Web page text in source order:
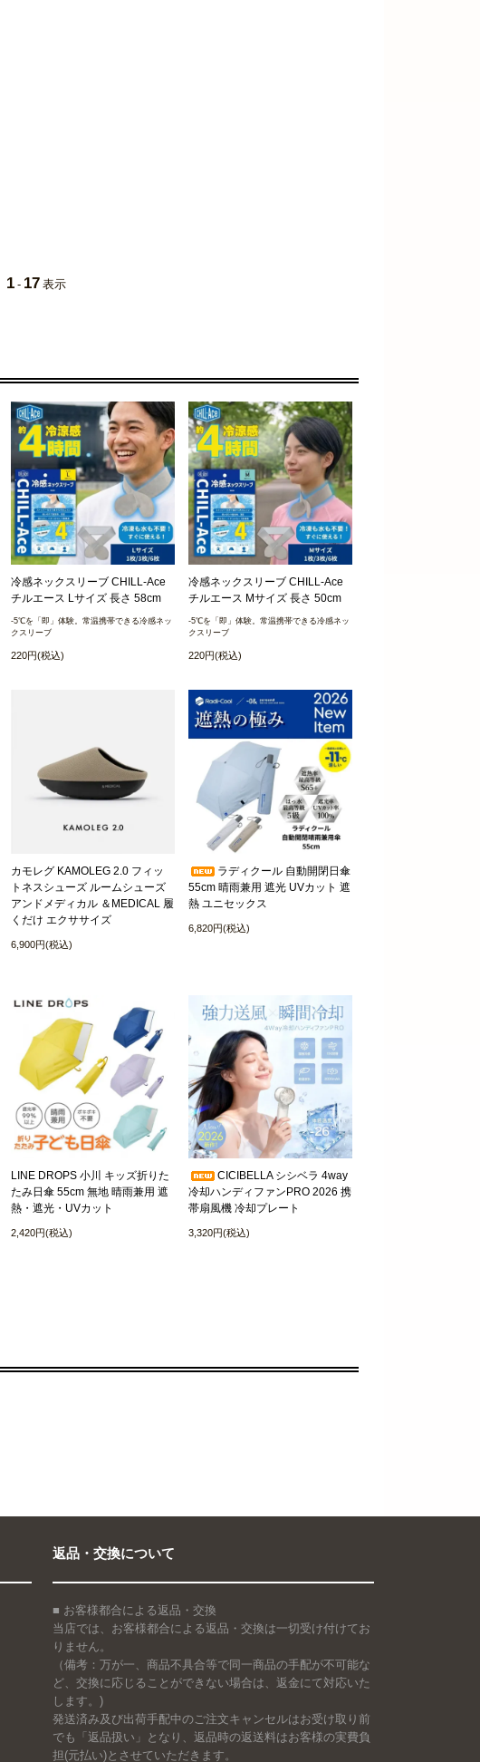
1 - 17 表示
冷感ネックスリーブ CHILL-Ace
チルエース Lサイズ 長さ 58cm
-5℃を「即」体験。常温携帯できる冷感ネッ
クスリーブ
220円(税込)
冷感ネックスリーブ CHILL-Ace
チルエース Mサイズ 長さ 50cm
-5℃を「即」体験。常温携帯できる冷感ネッ
クスリーブ
220円(税込)
カモレグ KAMOLEG 2.0 フィッ
トネスシューズ ルームシューズ
アンドメディカル ＆MEDICAL 履
くだけ エクササイズ
6,900円(税込)
ラディクール 自動開閉日傘
55cm 晴雨兼用 遮光 UVカット 遮
熱 ユニセックス
6,820円(税込)
LINE DROPS 小川 キッズ折りた
たみ日傘 55cm 無地 晴雨兼用 遮
熱・遮光・UVカット
2,420円(税込)
CICIBELLA シシベラ 4way
冷却ハンディファンPRO 2026 携
帯扇風機 冷却プレート
3,320円(税込)
返品・交換について
■ お客様都合による返品・交換
当店では、お客様都合による返品・交換は一切受け付けてお
りません。
（備考：万が一、商品不具合等で同一商品の手配が不可能な
ど、交換に応じることができない場合は、返金にて対応いた
します。)
発送済み及び出荷手配中のご注文キャンセルはお受け取り前
でも「返品扱い」となり、返品時の返送料はお客様の実費負
担(元払い)とさせていただきます。